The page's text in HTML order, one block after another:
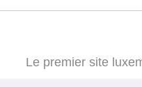
Le premier site